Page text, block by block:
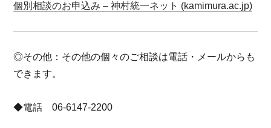
個別相談のお申込み – 神村統一ネット (kamimura.ac.jp)
◎その他：その他の個々のご相談は電話・メールからも
できます。
◆電話 06-6147-2200